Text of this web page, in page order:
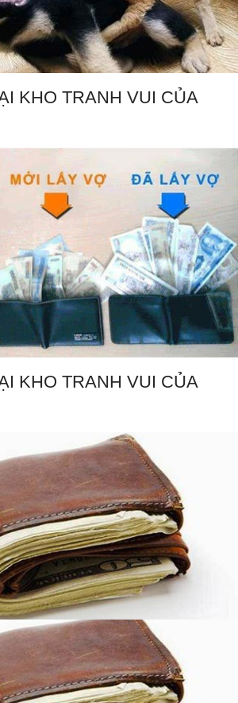
KHO TRANH VUI CỦA
KHO TRANH VUI CỦA